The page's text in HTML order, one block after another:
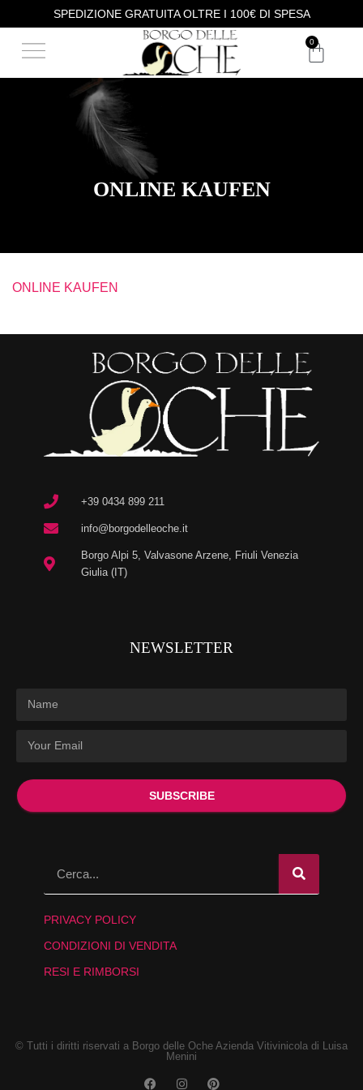
SPEDIZIONE GRATUITA OLTRE I 100€ DI SPESA
0
ONLINE KAUFEN
ONLINE KAUFEN
+39 0434 899 211
info@borgodelleoche.it
Borgo Alpi 5, Valvasone Arzene, Friuli Venezia
Giulia (IT)
NEWSLETTER
SUBSCRIBE
PRIVACY POLICY
CONDIZIONI DI VENDITA
RESI E RIMBORSI
© Tutti i diritti riservati a Borgo delle Oche Azienda Vitivinicola di Luisa
Menini